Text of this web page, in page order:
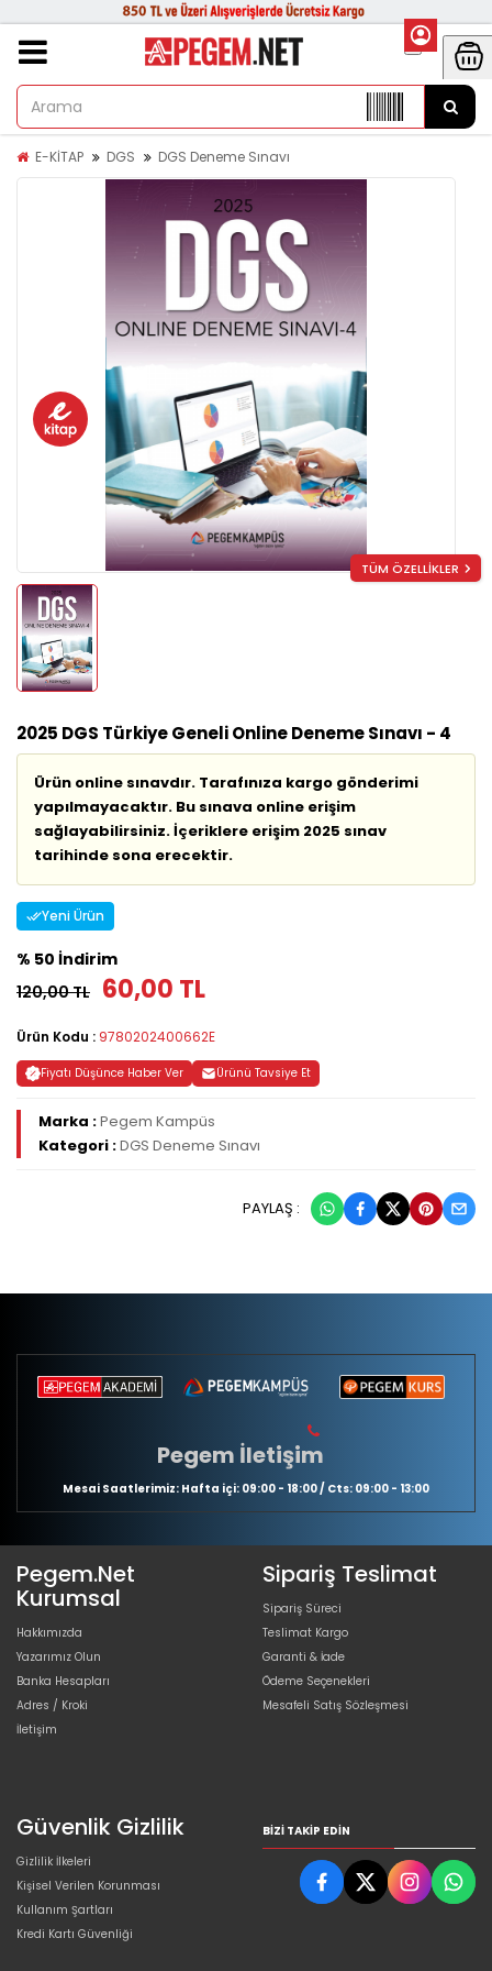
E-KİTAP DGS DGS Deneme Sınavı
TÜM ÖZELLİKLER
2025 DGS Türkiye Geneli Online Deneme Sınavı - 4
Ürün online sınavdır. Tarafınıza kargo gönderimi
yapılmayacaktır. Bu sınava online erişim
sağlayabilirsiniz. İçeriklere erişim 2025 sınav
tarihinde sona erecektir.
Yeni Ürün
% 50 İndirim
120,00 TL 60,00 TL
Ürün Kodu : 9780202400662E
Fiyatı Düşünce Haber Ver Ürünü Tavsiye Et
Marka :Pegem Kampüs
Kategori :DGS Deneme Sınavı
PAYLAŞ :
Pegem İletişim
Mesai Saatlerimiz: Hafta içi: 09:00 - 18:00 / Cts: 09:00 - 13:00
Pegem.Net
Kurumsal
Hakkımızda
Yazarımız Olun
Banka Hesapları
Adres / Kroki
İletişim
Sipariş Teslimat
Sipariş Süreci
Teslimat Kargo
Garanti & İade
Ödeme Seçenekleri
Mesafeli Satış Sözleşmesi
Güvenlik Gizlilik
Gizlilik İlkeleri
Kişisel Verilen Korunması
Kullanım Şartları
Kredi Kartı Güvenliği
BIZI TAKIP EDIN